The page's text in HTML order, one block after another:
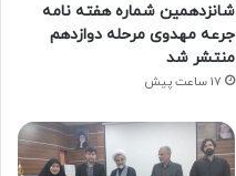
شانزدهمین شماره هفته‌ نامه
جرعه مهدوی مرحله دوازدهم
منتشر شد
17 ساعت پیش